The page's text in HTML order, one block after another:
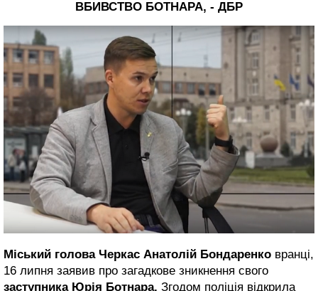
ВБИВСТВО БОТНАРА, - ДБР
Міський голова Черкас Анатолій Бондаренко вранці,
16 липня заявив про загадкове зникнення свого
заступника Юрія Ботнара. Згодом поліція відкрила